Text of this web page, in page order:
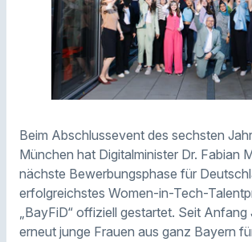
Beim Abschlussevent des sechsten
München hat Digitalminister Dr. Fabian
nächste Bewerbungsphase für
erfolgreichstes Women-in-Tech-
„BayFiD“ offiziell gestartet. Seit Anfang
erneut junge Frauen aus ganz Bayern